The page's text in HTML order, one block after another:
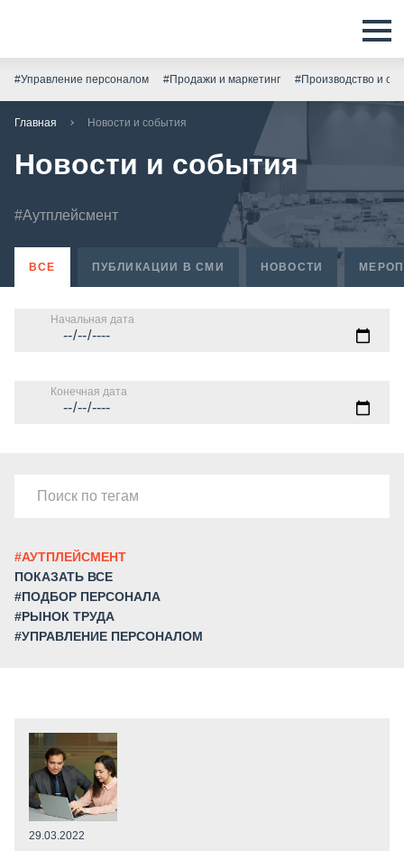
#Управление персоналом #Продажи и маркетинг #Производство и
Главная Новости и события
Новости и события
#Аутплейсмент
ВСЕ ПУБЛИКАЦИИ В СМИ НОВОСТИ
Начальная дата
Конечная дата
#АУТПЛЕЙСМЕНТ
ПОКАЗАТЬ ВСЕ
#ПОДБОР ПЕРСОНАЛА
#РЫНОК ТРУДА
#УПРАВЛЕНИЕ ПЕРСОНАЛОМ
29.03.2022